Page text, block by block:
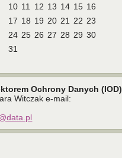
10 11 12 13 14 15 16
17 18 19 20 21 22 23
24 25 26 27 28 29 30
31
Ochrony Danych (IOD)
Witczak e-mail: